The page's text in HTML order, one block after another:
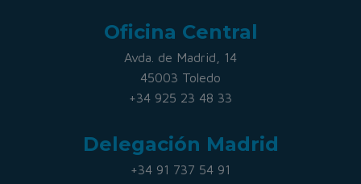
Oficina Central
Avda. de Madrid, 14
45003 Toledo
+34 925 23 48 33
Delegación Madrid
+34 91 737 54 91